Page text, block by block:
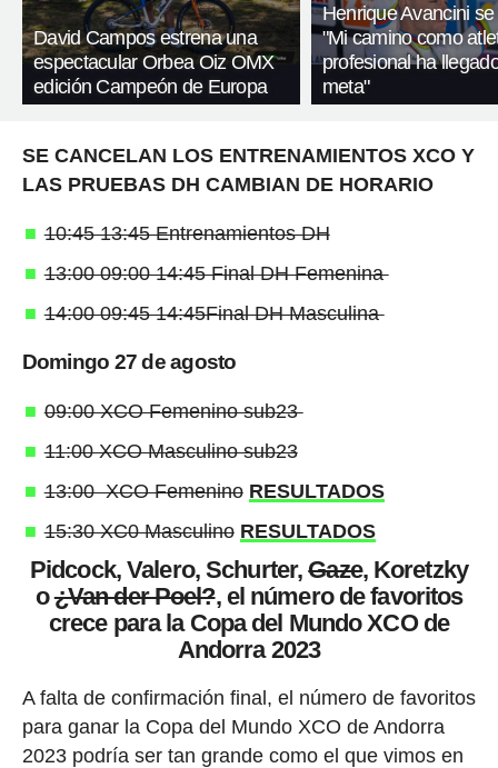
David Campos estrena una
espectacular Orbea Oiz OMX
edición Campeón de Europa
Henrique Avancini se
"Mi camino como
profesional ha
meta"
SE CANCELAN LOS ENTRENAMIENTOS XCO Y
LAS PRUEBAS DH CAMBIAN DE HORARIO
10:45 13:45 Entrenamientos DH
13:00 09:00 14:45 Final DH Femenina
14:00 09:45 14:45Final DH Masculina
Domingo 27 de agosto
09:00 XCO Femenino sub23
11:00 XCO Masculino sub23
13:00 XCO Femenino RESULTADOS
15:30 XC0 Masculino RESULTADOS
Pidcock, Valero, Schurter,Gaze, Koretzky
o¿Van der Poel?, el número de favoritos
crece para la Copa del Mundo XCO de
Andorra 2023
A falta de confirmación final, el número de favoritos
para ganar la Copa del Mundo XCO de Andorra
2023 podría ser tan grande como el que vimos en